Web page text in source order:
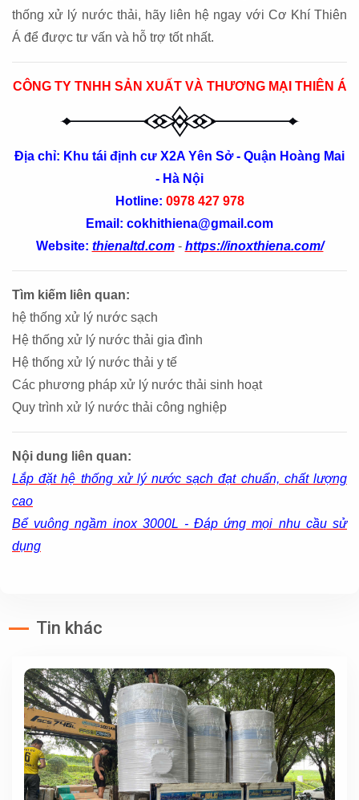
thống xử lý nước thải, hãy liên hệ ngay với Cơ Khí Thiên
Á để được tư vấn và hỗ trợ tốt nhất.
CÔNG TY TNHH SẢN XUẤT VÀ THƯƠNG MẠI THIÊN Á
Địa chỉ: Khu tái định cư X2A Yên Sở - Quận Hoàng Mai
- Hà Nội
Hotline: 0978 427 978
Email: cokhithiena@gmail.com
Website: thienaltd.com- https://inoxthiena.com/
Tìm kiếm liên quan:
hệ thống xử lý nước sạch
Hệ thống xử lý nước thải gia đình
Hệ thống xử lý nước thải y tế
Các phương pháp xử lý nước thải sinh hoạt
Quy trình xử lý nước thải công nghiệp
Nội dung liên quan:
Lắp đặt hệ thống xử lý nước sạch đạt chuẩn, chất lượng
cao
Bể vuông ngầm inox 3000L - Đáp ứng mọi nhu cầu sử
dụng
Tin khác